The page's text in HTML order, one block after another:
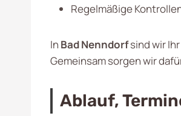
Regelmäßige
In Bad Nenndorfsind wir
Gemeinsam sorgen wir
Ablauf,